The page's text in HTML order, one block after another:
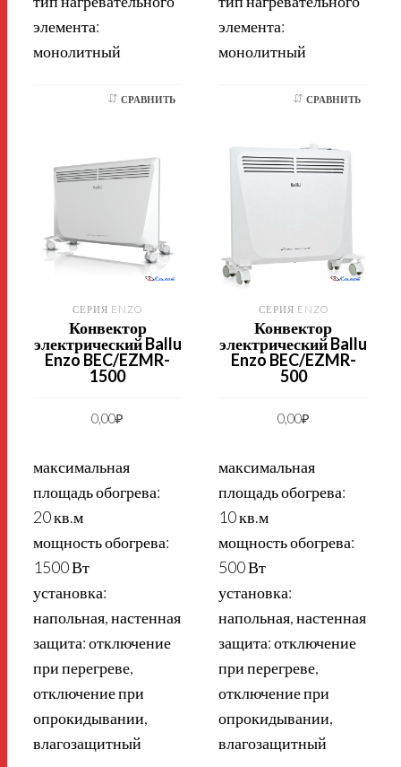
элемента:
монолитный
СРАВНИТЬ
элемента:
монолитный
СРАВНИТЬ
СЕРИЯ ENZO
Конвектор
электрический Ballu
Enzo BEC/EZMR-
1500
0,00₽
максимальная
площадь обогрева:
20 кв.м
мощность обогрева:
1500 Вт
установка:
напольная, настенная
защита: отключение
при перегреве,
отключение при
опрокидывании,
влагозащитный
СЕРИЯ ENZO
Конвектор
электрический Ballu
Enzo BEC/EZMR-
500
0,00₽
максимальная
площадь обогрева:
10 кв.м
мощность обогрева:
500 Вт
установка:
напольная, настенная
защита: отключение
при перегреве,
отключение при
опрокидывании,
влагозащитный